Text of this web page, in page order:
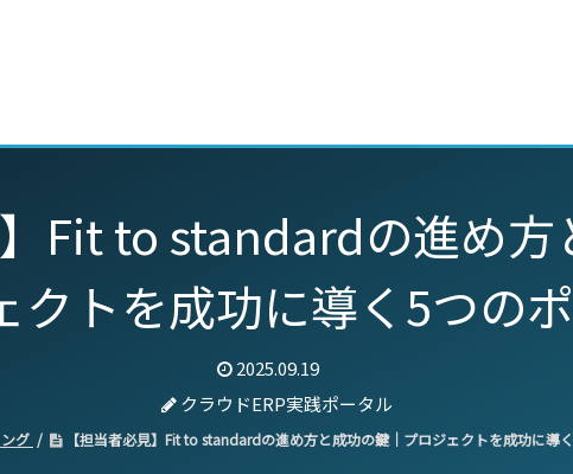
】Fit to standardの進め方
クトを成功に導く5つの
2025.09.19
クラウドERP実践ポータル
グ 【担当者必見】Fit to standardの進め方と成功の鍵｜プロジェクトを成功に導